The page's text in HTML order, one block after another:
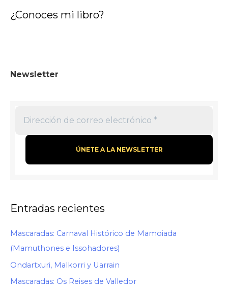
:¿Conoces mi libro?
Newsletter
Entradas recientes
Mascaradas: Carnaval Histórico de Mamoiada
(Mamuthones e Issohadores)
Ondartxuri, Malkorri y Uarrain
Mascaradas: Os Reises de Valledor